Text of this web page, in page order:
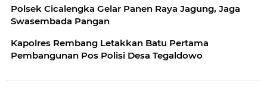
Polsek Cicalengka Gelar Panen Raya Jagung, Jaga
Swasembada Pangan
Kapolres Rembang Letakkan Batu Pertama
Pembangunan Pos Polisi Desa Tegaldowo